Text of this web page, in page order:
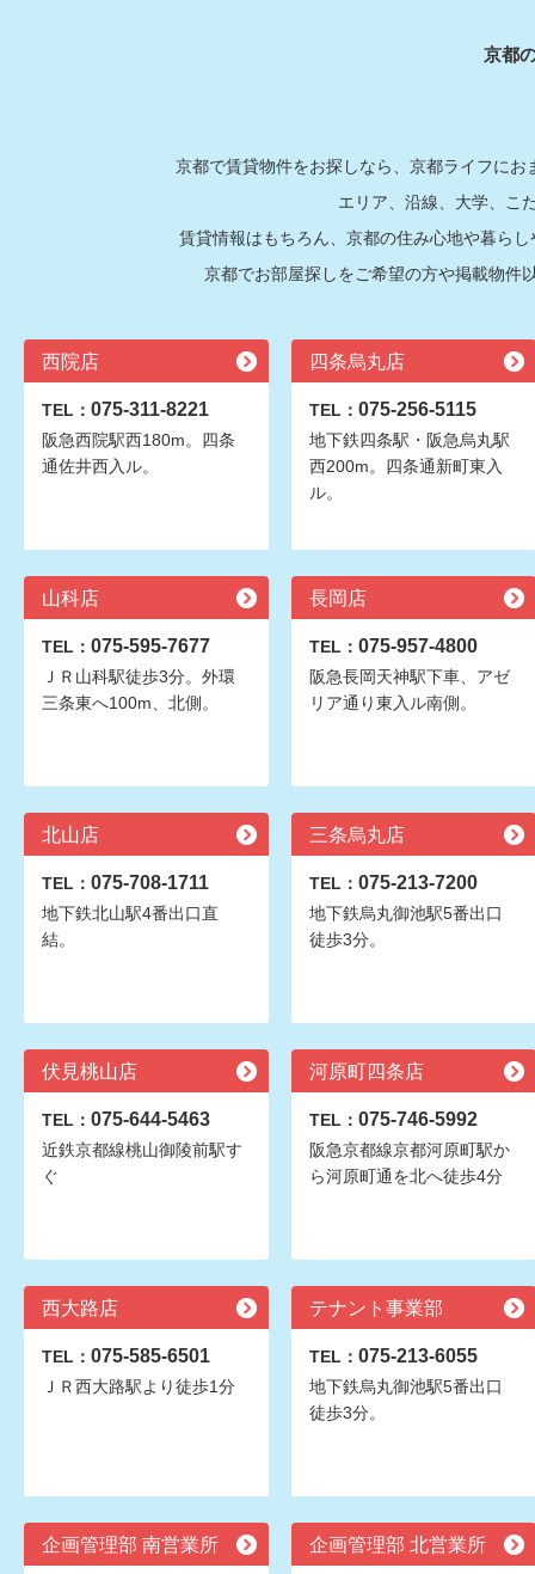
京都
京都で賃貸物件をお探しなら、京都ライフに
エリア、沿線、大学、こ
賃貸情報はもちろん、京都の住み心地や暮ら
京都でお部屋探しをご希望の方や掲載物件
西院店
TEL： 075-311-8221
阪急西院駅西180m。四条
通佐井西入ル。
四条烏丸店
TEL： 075-256-5115
地下鉄四条駅・阪急烏丸駅
西200m。四条通新町東入
ル。
山科店
TEL： 075-595-7677
ＪＲ山科駅徒歩3分。外環
三条東へ100m、北側。
長岡店
TEL： 075-957-4800
阪急長岡天神駅下車、アゼ
リア通り東入ル南側。
北山店
TEL： 075-708-1711
地下鉄北山駅4番出口直
結。
三条烏丸店
TEL： 075-213-7200
地下鉄烏丸御池駅5番出口
徒歩3分。
伏見桃山店
TEL： 075-644-5463
近鉄京都線桃山御陵前駅す
ぐ
河原町四条店
TEL： 075-746-5992
阪急京都線京都河原町駅か
ら河原町通を北へ徒歩4分
西大路店
TEL： 075-585-6501
ＪＲ西大路駅より徒歩1分
テナント事業部
TEL： 075-213-6055
地下鉄烏丸御池駅5番出口
徒歩3分。
企画管理部 南営業所 企画管理部 北営業所